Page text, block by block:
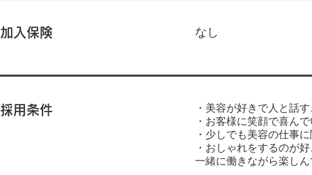
加入保険 なし
採用条件
・美容が好きで人と話
・お客様に笑顔で喜ん
・少しでも美容の仕事
・おしゃれをするのが
一緒に働きながら楽し